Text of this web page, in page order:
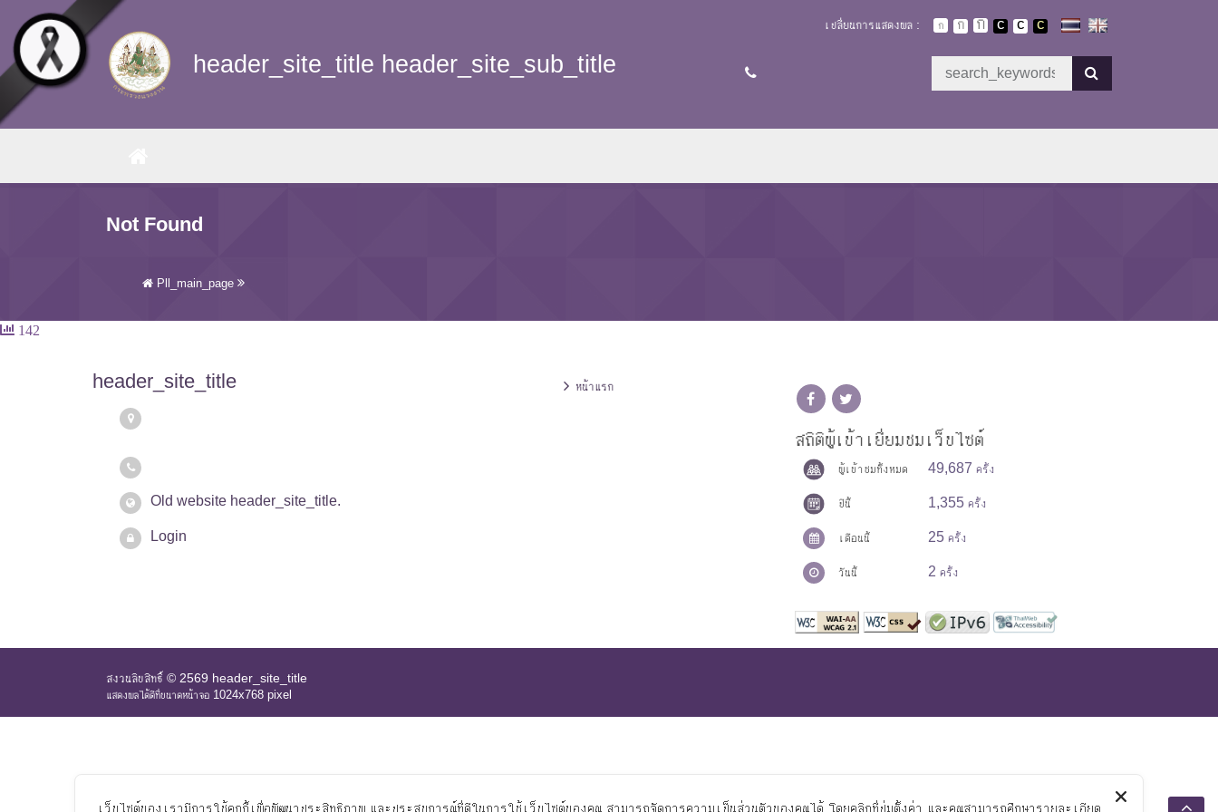
Skip to main content
header_site_title header_site_sub_title
เปลี่ยนการแสดงผล :
Not Found
Pll_main_page
142
header_site_title
Old website header_site_title.
Login
หน้าแรก
สถิติผู้เข้าเยี่ยมชมเว็บไซต์
ผู้เข้าชมทั้งหมด 49,687 ครั้ง
ปีนี้ 1,355 ครั้ง
เดือนนี้ 25 ครั้ง
วันนี้ 2 ครั้ง
สงวนลิขสิทธิ์ © 2569 header_site_title
แสดงผลได้ดีที่ขนาดหน้าจอ 1024x768 pixel
เว็บไซต์ของเรามีการใช้คุกกี้เพื่อพัฒนาประสิทธิภาพ และประสบการณ์ที่ดีในการใช้เว็บไซต์ของคุณ สามารถจัดการความเป็นส่วนตัวของคุณได้ โดยคลิกที่ปุ่มตั้งค่า และคุณสามารถศึกษารายละเอียด